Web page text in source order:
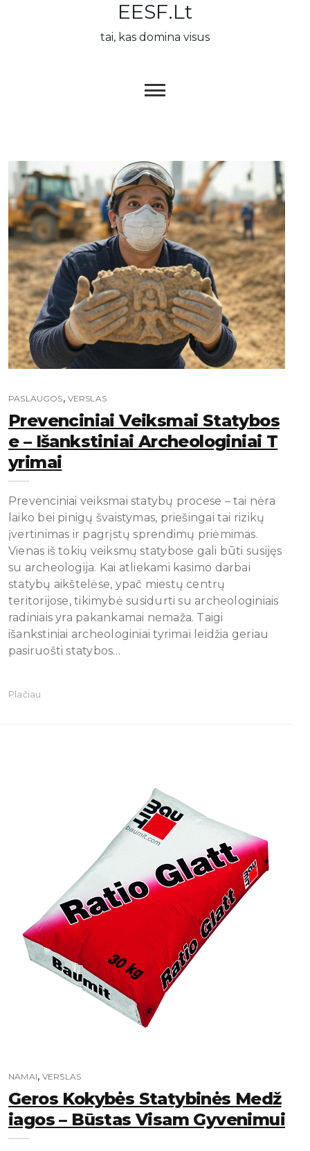
EESF.lt
tai, kas domina visus
PASLAUGOS, VERSLAS
Prevenciniai Veiksmai Statybos
E – Išankstiniai Archeologiniai T
Yrimai
Prevenciniai veiksmai statybų procese – tai nėra
laiko bei pinigų švaistymas, priešingai tai rizikų
įvertinimas ir pagrįstų sprendimų priėmimas.
Vienas iš tokių veiksmų statybose gali būti susijęs
su archeologija. Kai atliekami kasimo darbai
statybų aikštelėse, ypač miestų centrų
teritorijose, tikimybė susidurti su archeologiniais
radiniais yra pakankamai nemaža. Taigi
išankstiniai archeologiniai tyrimai leidžia geriau
pasiruošti statybos…
Plačiau
NAMAI, VERSLAS
Geros Kokybės Statybinės Medž
Iagos – Būstas Visam Gyvenimui